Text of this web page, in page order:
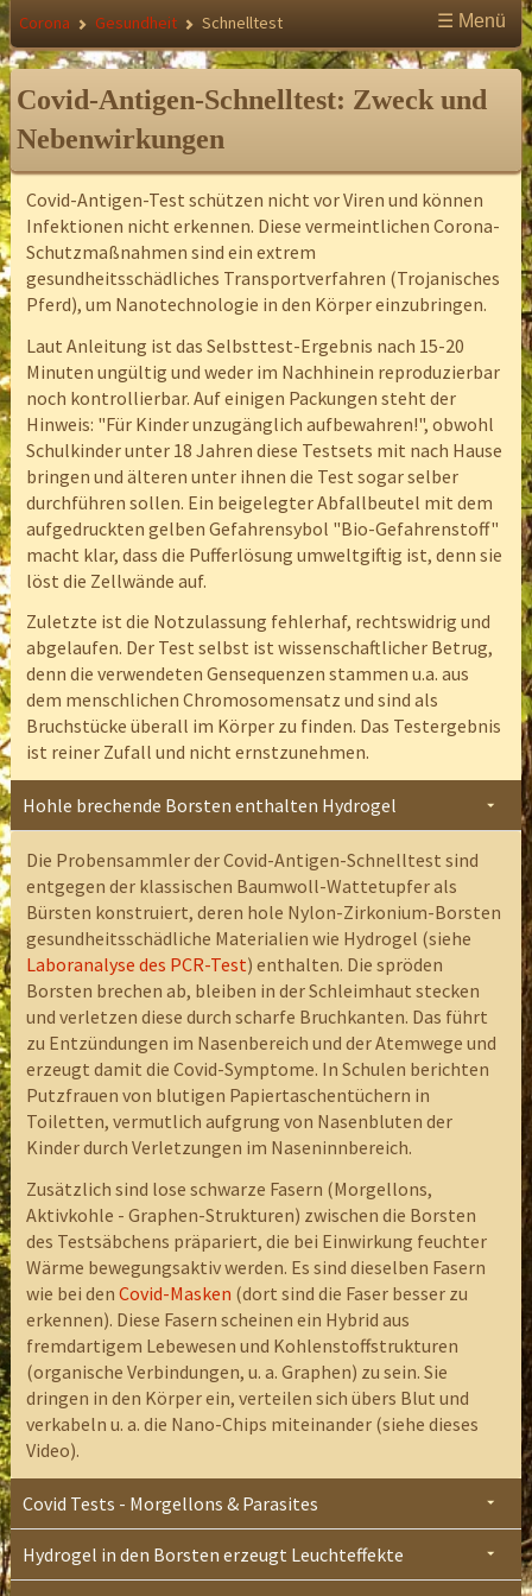
Corona Gesundheit Schnelltest ☰ Menü
Covid-Antigen-Schnelltest: Zweck und
Nebenwirkungen
Covid-Antigen-Test schützen nicht vor Viren und können
Infektionen nicht erkennen. Diese vermeintlichen Corona-
Schutzmaßnahmen sind ein extrem
gesundheitsschädliches Transportverfahren (Trojanisches
Pferd), um Nanotechnologie in den Körper einzubringen.
Laut Anleitung ist das Selbsttest-Ergebnis nach 15-20
Minuten ungültig und weder im Nachhinein reproduzierbar
noch kontrollierbar. Auf einigen Packungen steht der
Hinweis: "Für Kinder unzugänglich aufbewahren!", obwohl
Schulkinder unter 18 Jahren diese Testsets mit nach Hause
bringen und älteren unter ihnen die Test sogar selber
durchführen sollen. Ein beigelegter Abfallbeutel mit dem
aufgedruckten gelben Gefahrensybol "Bio-Gefahrenstoff"
macht klar, dass die Pufferlösung umweltgiftig ist, denn sie
löst die Zellwände auf.
Zuletzte ist die Notzulassung fehlerhaf, rechtswidrig und
abgelaufen. Der Test selbst ist wissenschaftlicher Betrug,
denn die verwendeten Gensequenzen stammen u.a. aus
dem menschlichen Chromosomensatz und sind als
Bruchstücke überall im Körper zu finden. Das Testergebnis
ist reiner Zufall und nicht ernstzunehmen.
Hohle brechende Borsten enthalten Hydrogel
Die Probensammler der Covid-Antigen-Schnelltest sind
entgegen der klassischen Baumwoll-Wattetupfer als
Bürsten konstruiert, deren hole Nylon-Zirkonium-Borsten
gesundheitsschädliche Materialien wie Hydrogel (siehe
Laboranalyse des PCR-Test) enthalten. Die spröden
Borsten brechen ab, bleiben in der Schleimhaut stecken
und verletzen diese durch scharfe Bruchkanten. Das führt
zu Entzündungen im Nasenbereich und der Atemwege und
erzeugt damit die Covid-Symptome. In Schulen berichten
Putzfrauen von blutigen Papiertaschentüchern in
Toiletten, vermutlich aufgrung von Nasenbluten der
Kinder durch Verletzungen im Naseninnbereich.
Zusätzlich sind lose schwarze Fasern (Morgellons,
Aktivkohle - Graphen-Strukturen) zwischen die Borsten
des Testsäbchens präpariert, die bei Einwirkung feuchter
Wärme bewegungsaktiv werden. Es sind dieselben Fasern
wie bei den Covid-Masken (dort sind die Faser besser zu
erkennen). Diese Fasern scheinen ein Hybrid aus
fremdartigem Lebewesen und Kohlenstoffstrukturen
(organische Verbindungen, u. a. Graphen) zu sein. Sie
dringen in den Körper ein, verteilen sich übers Blut und
verkabeln u. a. die Nano-Chips miteinander (siehe dieses
Video).
Covid Tests - Morgellons & Parasites
Die Probensammler der Covid-Antigen-Schnelltest
bestehen aus brüchigen Hollfasern, die mit Dapra-Hydogel
Hydrogel in den Borsten erzeugt Leuchteffekte